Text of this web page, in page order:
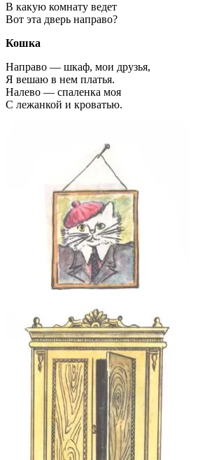
В какую комнату ведет
Вот эта дверь направо?
Кошка
Направо — шкаф, мои друзья,
Я вешаю в нем платья.
Налево — спаленка моя
С лежанкой и кроватью.